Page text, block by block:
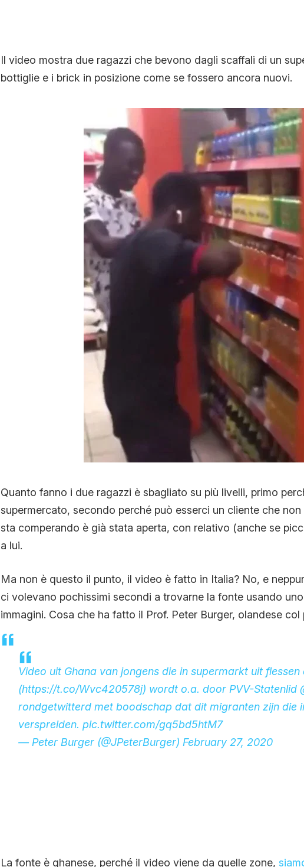
Il video mostra due ragazzi che bevono dagli scaffali di un
bottiglie e i brick in posizione come se fossero ancora nuovi.
Quanto fanno i due ragazzi è sbagliato su più livelli, primo
supermercato, secondo perché può esserci un cliente che
sta comperando è già stata aperta, con relativo (anche se
a lui.
Ma non è questo il punto, il video è fatto in Italia? No, e
ci volevano pochissimi secondi a trovarne la fonte usando
immagini. Cosa che ha fatto il Prof. Peter Burger, olandese
Video uit Ghana van jongens die in supermarkt uit
(https://t.co/Wvc420578j) wordt o.a. door PVV-Statenlid
rondgetwitterd met boodschap dat dit migranten zijn die
verspreiden. pic.twitter.com/gq5bd5htM7
— Peter Burger (@JPeterBurger) February 27, 2020
La fonte è ghanese, perché il video viene da quelle zone,